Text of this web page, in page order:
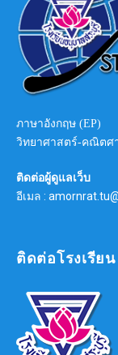
ภาษาอังกฤษ (EP)
วิทยาศาสตร์-คณิตศ
ติดต่อผู้ดูแลเว็บ
อีเมล :
ติดต่อโรงเรียน